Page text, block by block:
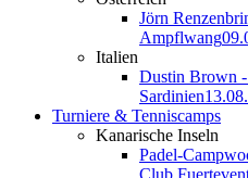
Jörn
Ampflwang
Italien
Dustin Brown -
Sardinien
Turniere & Tenniscamps
Kanarische Inseln
Padel-
Club